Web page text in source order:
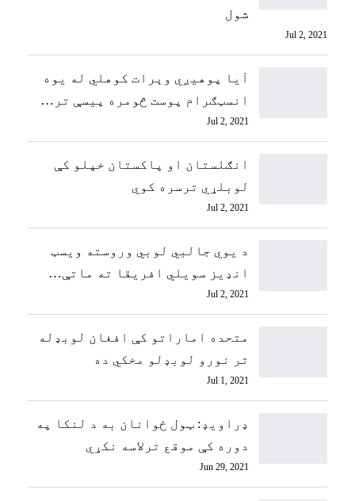
شول
Jul 2, 2021
آیا پوهیږي وېرات کوهلي له يوه
انسټګرام پوست څومره پيسې تر…
Jul 2, 2021
انګلستان او پاکستان خپلو کې
لوبلړي ترسره کوي
Jul 2, 2021
د یوي جالبي لوبي وروسته ویسټ
انډیز سویلي افریقا ته ماتې…
Jul 2, 2021
متحده اماراتو کې افغان لوبډله
تر نورو لوبډلو مخکي ده
Jul 1, 2021
ډراویډ: ټول ځوانان به د لنکا په
دوره کې موقع ترلاسه نکړي
Jun 29, 2021